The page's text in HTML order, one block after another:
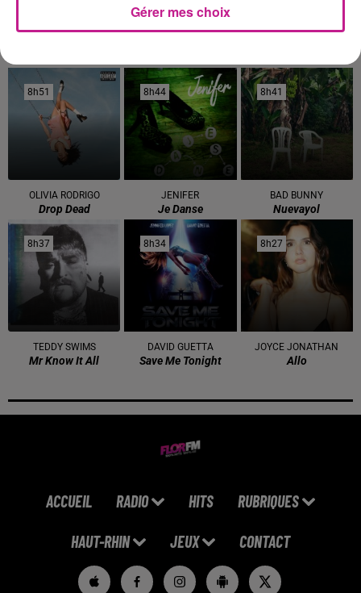
8h51
8h51
OLIVIA RODRIGO
Drop Dead
8h44
8h44
JENIFER
Je Danse
8h41
8h41
BAD BUNNY
Nuevayol
8h37
8h37
TEDDY SWIMS
Mr Know It All
8h34
8h34
DAVID GUETTA
Save Me Tonight
8h27
8h27
JOYCE JONATHAN
Allo
ACCUEIL RADIO HITS RUBRIQUES
HAUT-RHIN JEUX CONTACT
Gérer mes choix